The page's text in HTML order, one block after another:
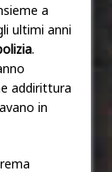
a
ultimi anni
.
addirittura
in